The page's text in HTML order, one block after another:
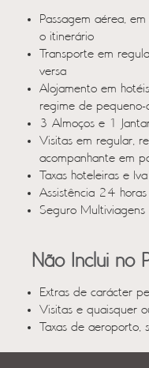
Passagem aérea,
o itinerário
Transporte em
versa
Alojamento em
regime de pequeno-
3 Almoços e 1
Visitas em regular,
acompanhante em
Taxas hoteleiras e Iva
Assistência 24
Seguro Multiviagens
Não Inclui no
Extras de carácter
Visitas e quaisquer
Taxas de aeroporto,